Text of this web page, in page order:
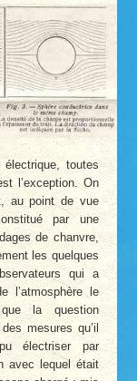
toutes
l’exception. On
au point de vue
par une
de chanvre,
les quelques
qui a
l’atmosphère le
la question
mesures qu’il
électriser par
avec lequel était